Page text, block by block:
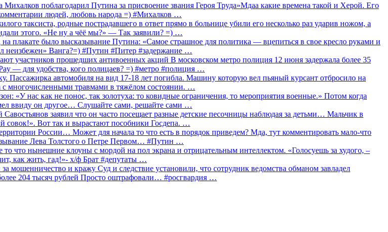
поблагодарил Путина за присвоение звания Героя Труда»Мдаа какие времена такой и Херой. Его
людей, любовь народа =) #Михалков …
таксиста, родные пострадавшего в ответ прямо в больнице убили его несколько раз ударив ножом, а
этого. «Не ну а чёё мы?» — Так заявили? =) …
плакате было высказывание Путина: «Самое страшное для политика — вцепиться в свое кресло руками и
неизбежен» Ванга?=) #Путин #Питер #задержание …
участников прошедших антивоенных акций В московском метро полиция 12 июня задержала более 35
— для удобства, кого полицаев? =) #метро #полиция …
Пассажирка автомобиля на вид 17-18 лет погибла. Машину которую вел пьяный курсант отбросило на
с многочисленными травмами в тяжёлом состоянии. …
«У нас как не понос, так золотуха: то ковидные ограничения, то мероприятия военные.» Потом когда
ввиду он другое… Слушайте сами, решайте сами …
заявил что он часто посещает разные детские песочницы наблюдая за детьми… Мальчик в
совок!». Вот так и вырастают пособники Госдепа. …
России… Может для начала то что есть в порядок приведем? Мда, тут комментировать мало-что
Лева Толстого о Петре Первом… #Путин …
что нынешние клоуны с мордой на пол экрана и отрицательным интеллектом. «Голосуешь за худого, –
как жить, гад!»- х/ф Брат #депутаты …
мошенничество и кражу Суд и следствие установили, что сотрудник ведомства обманом завладел
204 тысяч рублей Просто оштрафовали… #росгвардия …